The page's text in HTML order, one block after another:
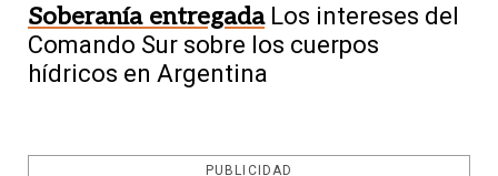
Soberanía entregada Los intereses del
Comando Sur sobre los cuerpos
hídricos en Argentina
PUBLICIDAD